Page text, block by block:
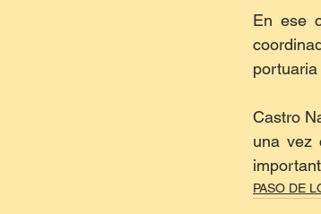
En ese
Castro
una vez
PASO DE